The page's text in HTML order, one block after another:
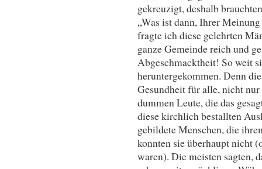
gekreuzigt, deshalb
„Was ist dann, Ihrer
fragte ich diese gelehrten
ganze Gemeinde reich und
Abgeschmacktheit! So weit
heruntergekommen. Denn
Gesundheit für alle, nicht
dummen Leute, die das
diese kirchlich bestallten
gebildete Menschen, die
konnten sie überhaupt nicht
waren). Die meisten sagten,